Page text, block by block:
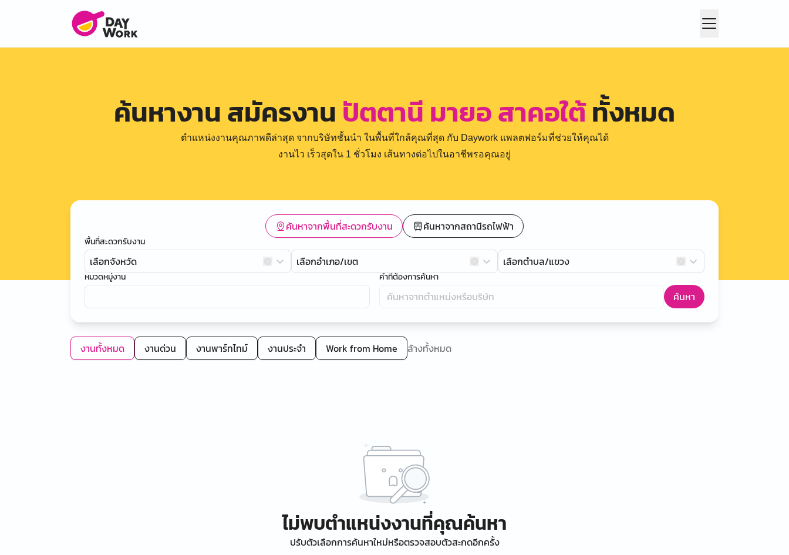
ค้นหางาน สมัครงาน ปัตตานี มายอ สาคอใต้ทั้งหมด
ตำแหน่งงานคุณภาพดีล่าสุด จากบริษัทชั้นนำ ในพื้นที่ใกล้คุณที่สุด กับ Daywork แพลตฟอร์มที่ช่วยให้คุณได้
งานไว เร็วสุดใน 1 ชั่วโมง เส้นทางต่อไปในอาชีพรอคุณอยู่
ค้นหาจากพื้นที่สะดวกรับงาน ค้นหาจากสถานีรถไฟฟ้า
พื้นที่สะดวกรับงาน
เลือกจังหวัด เลือกอำเภอ/เขต เลือกตำบล/แขวง
หมวดหมู่งาน คำที่ต้องการค้นหา
ค้นหา
งานทั้งหมด งานด่วน งานพาร์ทไทม์ งานประจำ Work from Home ล้างทั้งหมด
ไม่พบตำแหน่งงานที่คุณค้นหา
ปรับตัวเลือกการค้นหาใหม่หรือตรวจสอบตัวสะกดอีกครั้ง